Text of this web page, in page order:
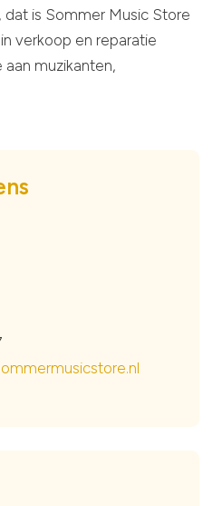
is Sommer Music Store
verkoop en reparatie
muzikanten,